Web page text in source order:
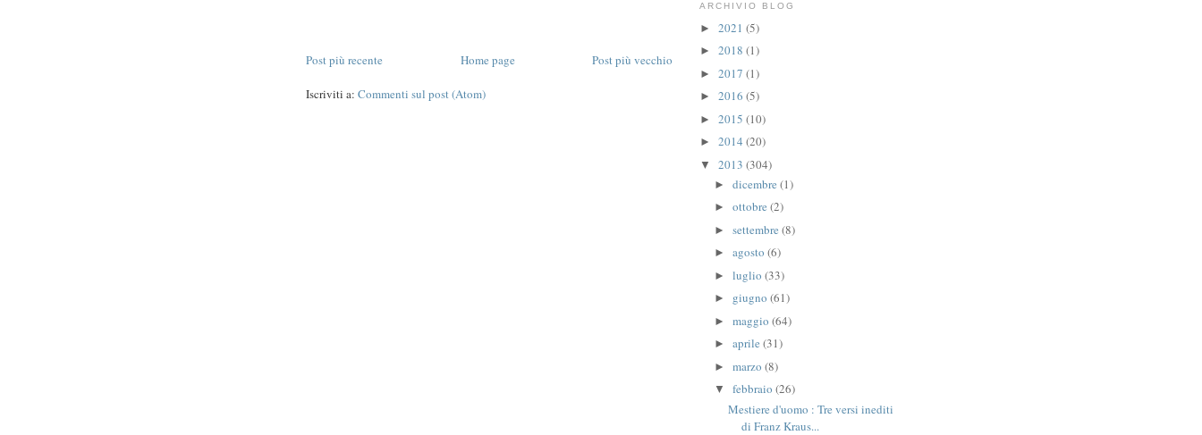
Post più recente Post più vecchio
Home page
Iscriviti a: Commenti sul post (Atom)
ARCHIVIO BLOG
► 2021 (5)
► 2018 (1)
► 2017 (1)
► 2016 (5)
► 2015 (10)
► 2014 (20)
▼ 2013 (304)
► dicembre (1)
► ottobre (2)
► settembre (8)
► agosto (6)
► luglio (33)
► giugno (61)
► maggio (64)
► aprile (31)
► marzo (8)
▼ febbraio (26)
Mestiere d'uomo : Tre versi inediti
di Franz Kraus...